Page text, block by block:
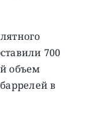
700
объем
в